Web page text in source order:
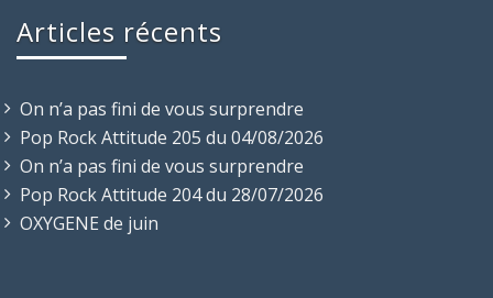
Articles récents
On n’a pas fini de vous surprendre
Pop Rock Attitude 205 du 04/08/2026
On n’a pas fini de vous surprendre
Pop Rock Attitude 204 du 28/07/2026
OXYGENE de juin